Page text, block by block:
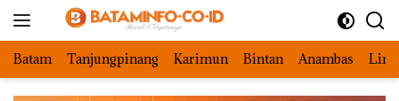
Batam Tanjungpinang Karimun Bintan Anambas